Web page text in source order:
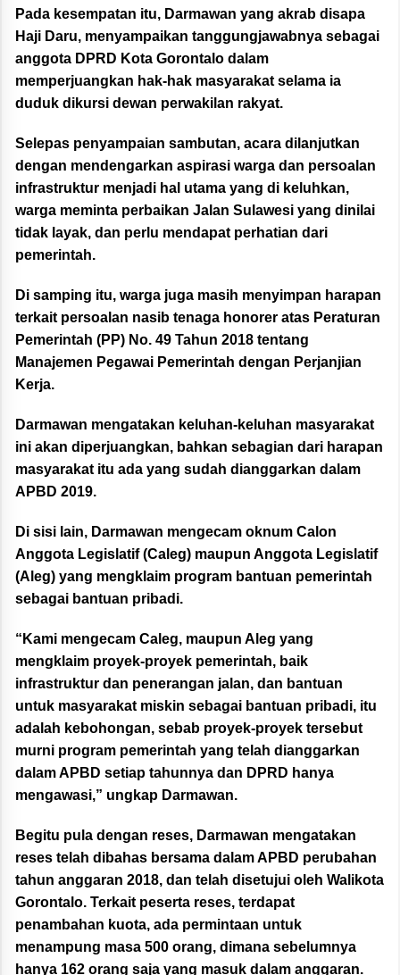
Pada kesempatan itu, Darmawan yang akrab disapa
Haji Daru, menyampaikan tanggungjawabnya sebagai
anggota DPRD Kota Gorontalo dalam
memperjuangkan hak-hak masyarakat selama ia
duduk dikursi dewan perwakilan rakyat.
Selepas penyampaian sambutan, acara dilanjutkan
dengan mendengarkan aspirasi warga dan persoalan
infrastruktur menjadi hal utama yang di keluhkan,
warga meminta perbaikan Jalan Sulawesi yang dinilai
tidak layak, dan perlu mendapat perhatian dari
pemerintah.
Di samping itu, warga juga masih menyimpan harapan
terkait persoalan nasib tenaga honorer atas Peraturan
Pemerintah (PP) No. 49 Tahun 2018 tentang
Manajemen Pegawai Pemerintah dengan Perjanjian
Kerja.
Darmawan mengatakan keluhan-keluhan masyarakat
ini akan diperjuangkan, bahkan sebagian dari harapan
masyarakat itu ada yang sudah dianggarkan dalam
APBD 2019.
Di sisi lain, Darmawan mengecam oknum Calon
Anggota Legislatif (Caleg) maupun Anggota Legislatif
(Aleg) yang mengklaim program bantuan pemerintah
sebagai bantuan pribadi.
“Kami mengecam Caleg, maupun Aleg yang
mengklaim proyek-proyek pemerintah, baik
infrastruktur dan penerangan jalan, dan bantuan
untuk masyarakat miskin sebagai bantuan pribadi, itu
adalah kebohongan, sebab proyek-proyek tersebut
murni program pemerintah yang telah dianggarkan
dalam APBD setiap tahunnya dan DPRD hanya
mengawasi,” ungkap Darmawan.
Begitu pula dengan reses, Darmawan mengatakan
reses telah dibahas bersama dalam APBD perubahan
tahun anggaran 2018, dan telah disetujui oleh Walikota
Gorontalo. Terkait peserta reses, terdapat
penambahan kuota, ada permintaan untuk
menampung masa 500 orang, dimana sebelumnya
hanya 162 orang saja yang masuk dalam anggaran.